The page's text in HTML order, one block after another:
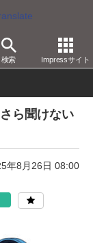
検索 Impressサイト
ら聞けない
年8月26日 08:00